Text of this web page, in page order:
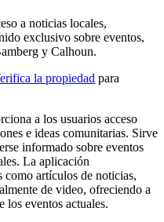
a noticias locales,
exclusivo sobre eventos,
y Calhoun.
la propiedad para
a los usuarios acceso
e ideas comunitarias. Sirve
informado sobre eventos
La aplicación
como artículos de noticias,
de video, ofreciendo a
los eventos actuales.